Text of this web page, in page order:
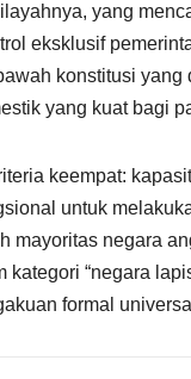
yang
eksklusif
konstitusi
yang kuat bagi
keempat:
untuk
mayoritas negara
kategori “negara
formal